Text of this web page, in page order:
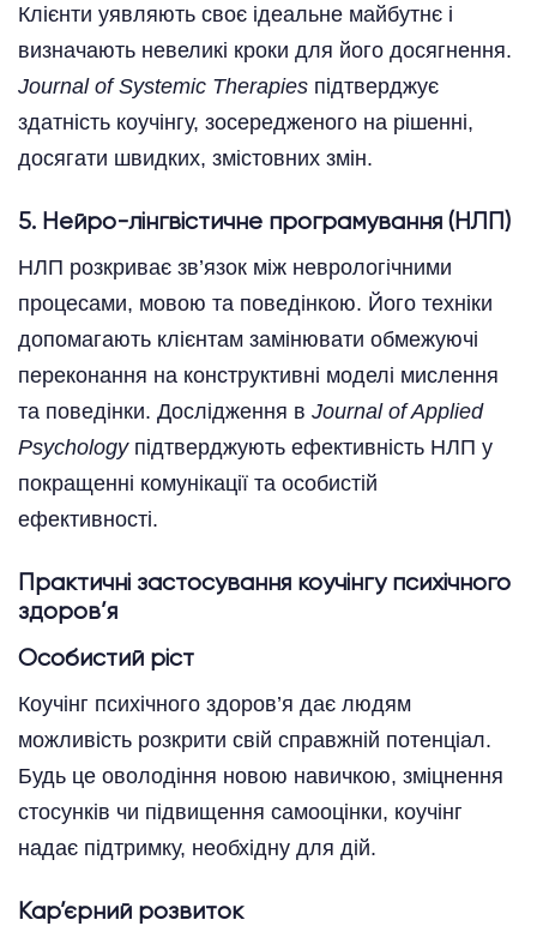
Клієнти уявляють своє ідеальне майбутнє і
визначають невеликі кроки для його досягнення.
Journal of Systemic Therapies підтверджує
здатність коучінгу, зосередженого на рішенні,
досягати швидких, змістовних змін.
5. Нейро-лінгвістичне програмування (НЛП)
НЛП розкриває зв’язок між неврологічними
процесами, мовою та поведінкою. Його техніки
допомагають клієнтам замінювати обмежуючі
переконання на конструктивні моделі мислення
та поведінки. Дослідження в Journal of Applied
Psychologyпідтверджують ефективність НЛП у
покращенні комунікації та особистій
ефективності.
Практичні застосування коучінгу психічного
здоров’я
Особистий ріст
Коучінг психічного здоров’я дає людям
можливість розкрити свій справжній потенціал.
Будь це оволодіння новою навичкою, зміцнення
стосунків чи підвищення самооцінки, коучінг
надає підтримку, необхідну для дій.
Кар’єрний розвиток